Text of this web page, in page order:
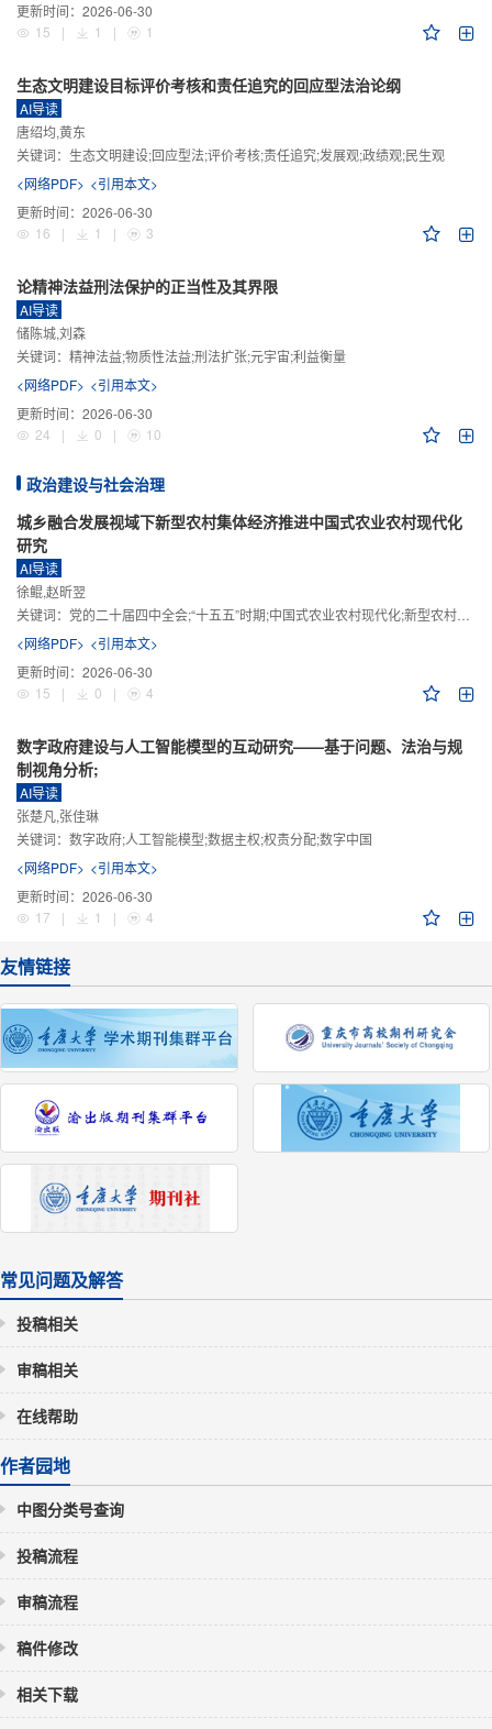
更新时间： 2026-06-30
15
| 1 | 1
生态文明建设目标评价考核和责任追究的回应型法治论纲
AI导读
唐绍均,黄东
关键词： 生态文明建设;回应型法;评价考核;责任追究;发展观;政绩观;民生观
<网络PDF> <引用本文>
更新时间： 2026-06-30
16
| 1 | 3
论精神法益刑法保护的正当性及其界限
AI导读
储陈城,刘森
关键词： 精神法益;物质性法益;刑法扩张;元宇宙;利益衡量
<网络PDF> <引用本文>
更新时间： 2026-06-30
24
| 0 | 10
政治建设与社会治理
城乡融合发展视域下新型农村集体经济推进中国式农业农村现代化
研究
AI导读
徐鲲,赵昕翌
关键词： 党的二十届四中全会;“十五五”时期;中国式农业农村现代化;新型农村集体经济;城乡融合发展;新质生产力
<网络PDF> <引用本文>
更新时间： 2026-06-30
15
| 0 | 4
数字政府建设与人工智能模型的互动研究——基于问题、法治与规
制视角分析;
AI导读
张楚凡,张佳琳
关键词： 数字政府;人工智能模型;数据主权;权责分配;数字中国
<网络PDF> <引用本文>
更新时间： 2026-06-30
17
| 1 | 4
友情链接
常见问题及解答
投稿相关
审稿相关
在线帮助
作者园地
中图分类号查询
投稿流程
审稿流程
稿件修改
相关下载